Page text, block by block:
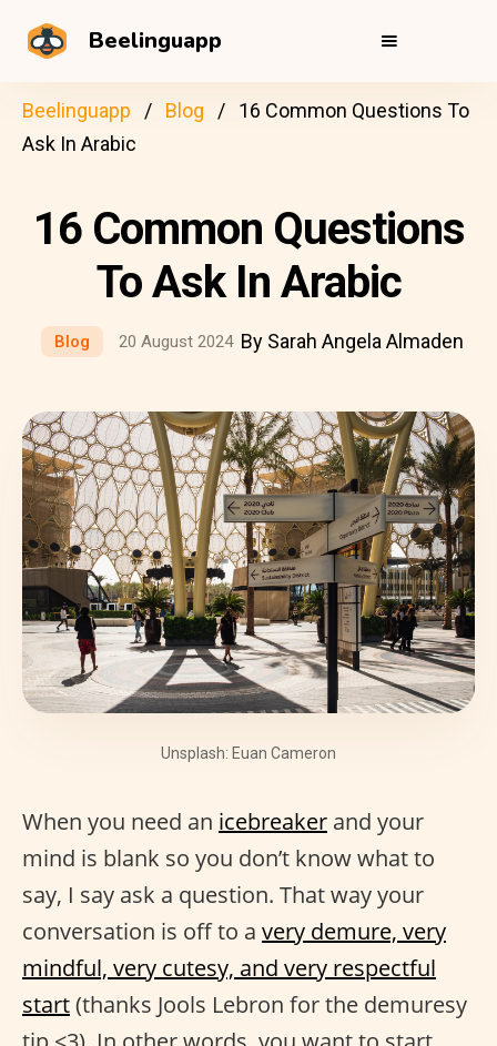
Beelinguapp
Beelinguapp Blog
16 Common Questions To
Ask In Arabic
16 Common Questions
To Ask In Arabic
Blog 20 August 2024 By Sarah Angela Almaden
Unsplash: Euan Cameron
When you need an icebreaker and your
mind is blank so you don’t know what to
say, I say ask a question. That way your
conversation is off to a very demure, very
mindful, very cutesy, and very respectful
start(thanks Jools Lebron for the demuresy